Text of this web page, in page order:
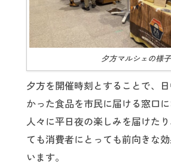
夕方マルシェの様子
夕方を開催時刻とすることで、
かった食品を市民に届ける窓口
人々に平日夜の楽しみを届けた
ても消費者にとっても前向きな
います。